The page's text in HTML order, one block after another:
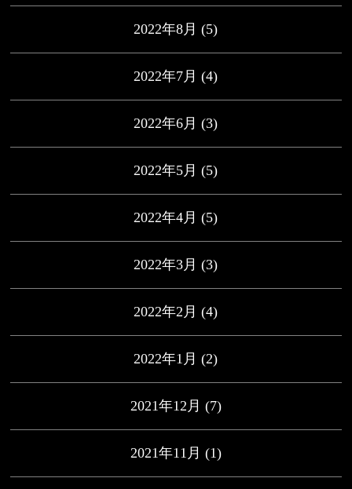
2022年8月 (5)
2022年7月 (4)
2022年6月 (3)
2022年5月 (5)
2022年4月 (5)
2022年3月 (3)
2022年2月 (4)
2022年1月 (2)
2021年12月 (7)
2021年11月 (1)